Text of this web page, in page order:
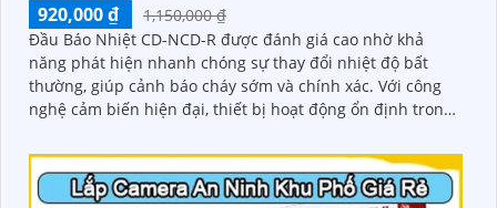
920,000 ₫
1,150,000 ₫
Đầu Báo Nhiệt CD-NCD-R được đánh giá cao nhờ khả
năng phát hiện nhanh chóng sự thay đổi nhiệt độ bất
thường, giúp cảnh báo cháy sớm và chính xác. Với công
nghệ cảm biến hiện đại, thiết bị hoạt động ổn định trong